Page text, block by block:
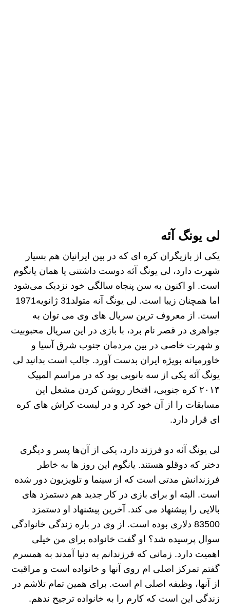
لی یونگ آئه
یکی از بازیگران کره ای که در بین ایرانیان هم بسیار
شهرت دارد، لی یونگ آئه دوست‌ داشتنی یا همان یانگوم
است. او اکنون به سن پنجاه سالگی خود نزدیک می‌شود
اما همچنان زیبا است. لی یونگ آنه متولد31 ژانویه1971
است. از معروف ترین سریال های وی می توان به
جواهری در قصر نام برد، با بازی در این سریال محبوبیت
و شهرت خاصی در بین مردمان جنوب شرق آسیا و
خاورمیانه بویژه ایران بدست آورد. جالب است بدانید لی
یونگ آئه یکی از سه بانویی بود که در مراسم المپیک
۲۰۱۴ کره‌ جنوبی، افتخار روشن کردن مشعل این
مسابقات را از آن خود کرد و در لیست کراش های کره
ای قرار دارد.
لی یونگ آئه دو فرزند دارد، یکی از آن‌ها پسر و دیگری
دختر که دوقلو هستند. یانگوم این روز ها به خاطر
فرزندانش مدتی است که از سینما و تلویزیون دور شده
است. البته او برای بازی در کار جدید هم دستمزد های
بالایی را پیشنهاد می کند. آخرین پیشنهاد او دستمزد
83500 دلاری بوده است. از وی در باره زندگی خانوادگی
سوال پرسیده شد؟ او گفت خانواده برای من خیلی
اهمیت دارد. زمانی که فرزندانم به دنیا آمدند به همسرم
گفتم تمرکز اصلی‌ ام روی آنها و خانواده است و مراقبت
از آنها، وظیفه اصلی‌ ام است. برای همین تمام تلاشم در
زندگی این است که کارم را به خانواده ترجیح ندهم.